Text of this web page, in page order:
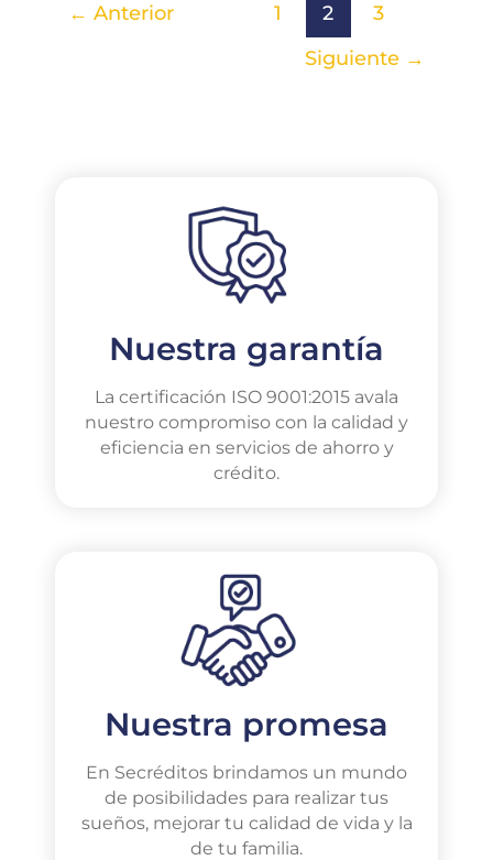
← Anterior 1 2
3
Siguiente →
Nuestra garantía
La certificación ISO 9001:2015 avala
nuestro compromiso con la calidad y
eficiencia en servicios de ahorro y
crédito.
Nuestra promesa
En Secréditos brindamos un mundo
de posibilidades para realizar tus
sueños, mejorar tu calidad de vida y la
de tu familia.